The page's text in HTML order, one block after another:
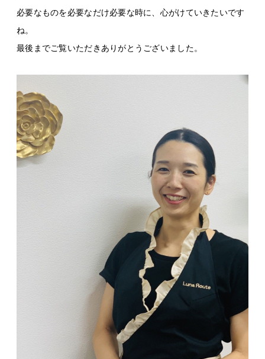
必要なものを必要なだけ必要な時に、心がけていきたいです
ね。
最後までご覧いただきありがとうございました。